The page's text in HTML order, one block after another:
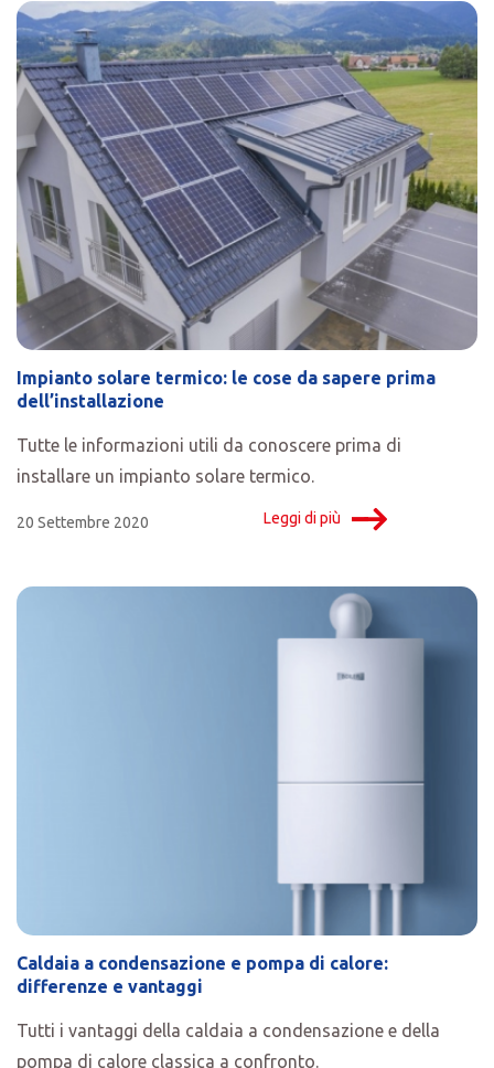
Impianto solare termico: le cose da sapere prima
dell’installazione
Tutte le informazioni utili da conoscere prima di
installare un impianto solare termico.
20 Settembre 2020 Leggi di più
Caldaia a condensazione e pompa di calore:
differenze e vantaggi
Tutti i vantaggi della caldaia a condensazione e della
pompa di calore classica a confronto.